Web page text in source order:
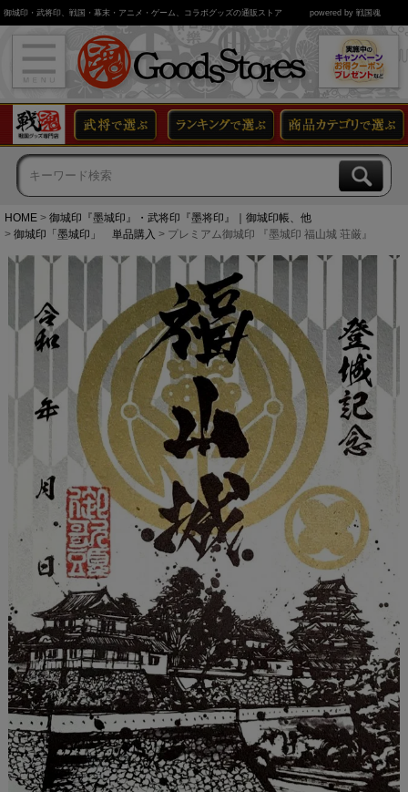
御城印・武将印、戦国・幕末・アニメ・ゲーム、コラボグッズの通販ストア powered by 戦国魂
HOME
御城印『墨城印』・武将印『墨将印』｜御城印帳、他
御城印「墨城印」 単品購入
プレミアム御城印 『墨城印 福山城 荘厳』